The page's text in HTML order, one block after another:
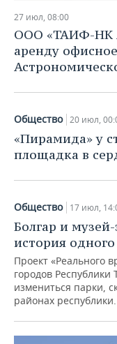
27 июл, 08:00
ООО «ТАИФ-НК
аренду
Общество 20 июл,
«Пирамида» у
площадка в
Общество 17 июл,
Болгар и
история
Проект «Реального
городов Республики
измениться парки,
районах